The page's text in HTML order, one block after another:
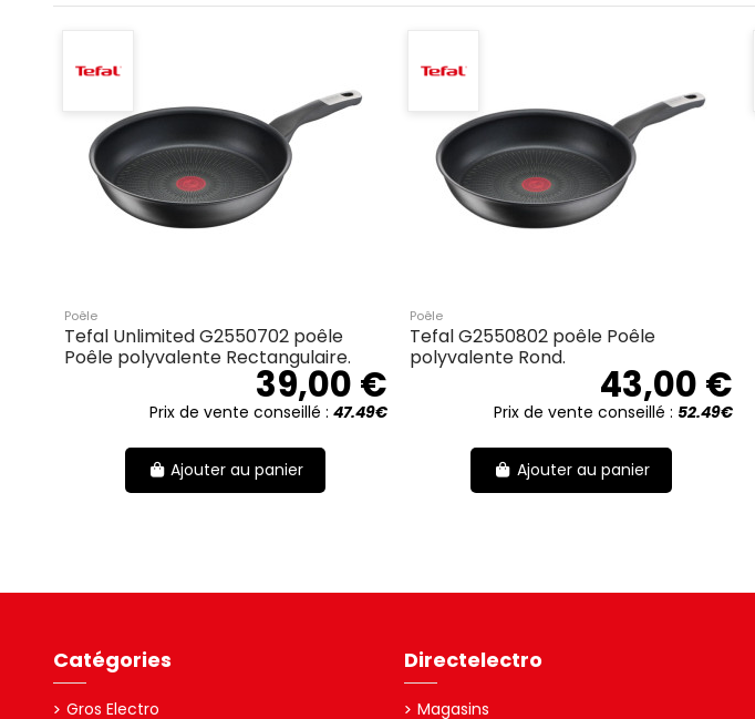
Poêle
Tefal Unlimited G2550702 poêle
Poêle polyvalente Rectangulaire.
39,00 €
Prix de vente conseillé : 47.49€
Ajouter au panier
Poêle
Tefal G2550802 poêle Poêle
polyvalente Rond.
43,00 €
Prix de vente conseillé : 52.49€
Ajouter au panier
Catégories
Gros Electro
Directelectro
Magasins